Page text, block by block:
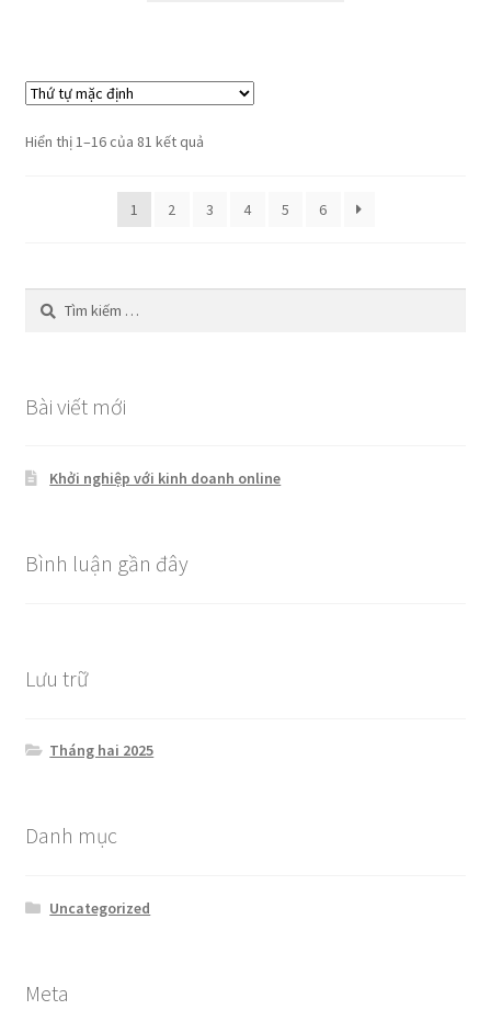
Hiển thị 1–16 của 81 kết quả
1 2 3 4 5 6
Tìm
kiếm
Bài viết mới
Khởi nghiệp với kinh doanh online
Bình luận gần đây
Lưu trữ
Tháng hai 2025
Danh mục
Uncategorized
Meta